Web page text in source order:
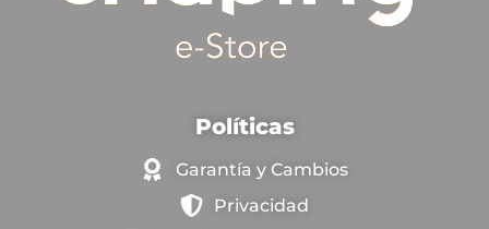
Políticas
Garantía y Cambios
Privacidad